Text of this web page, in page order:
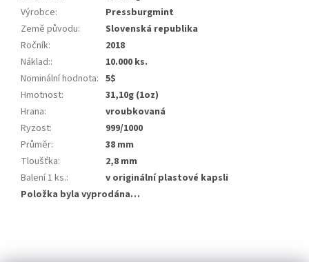
Výrobce:
Pressburgmint
Země původu:
Slovenská republika
Ročník:
2018
Náklad::
10.000 ks.
Nominální hodnota: 5$
Hmotnost:
31,10g (1oz)
Hrana:
vroubkovaná
Ryzost:
999/1000
Průměr:
38 mm
Tloušťka:
2,8 mm
Balení 1 ks.:
v originální plastové kapsli
Položka byla vyprodána…